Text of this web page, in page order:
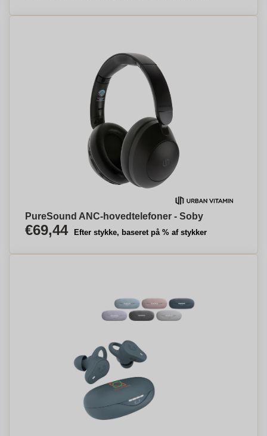
PureSound ANC-hovedtelefoner - Soby
€69,44 Efter stykke, baseret på % af stykker